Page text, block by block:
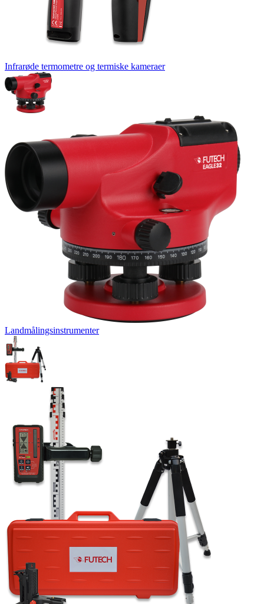
Infrarøde termometre og termiske kameraer
Landmålingsinstrumenter